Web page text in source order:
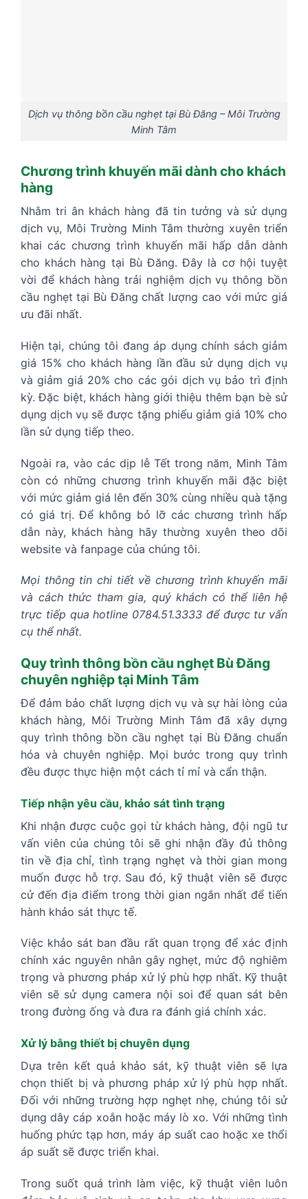
Dịch vụ thông bồn cầu nghẹt tại Bù Đăng – Môi Trường
Minh Tâm
Chương trình khuyến mãi dành cho khách
hàng
Nhằm tri ân khách hàng đã tin tưởng và sử dụng
dịch vụ, Môi Trường Minh Tâm thường xuyên triển
khai các chương trình khuyến mãi hấp dẫn dành
cho khách hàng tại Bù Đăng. Đây là cơ hội tuyệt
vời để khách hàng trải nghiệm dịch vụ thông bồn
cầu nghẹt tại Bù Đăng chất lượng cao với mức giá
ưu đãi nhất.
Hiện tại, chúng tôi đang áp dụng chính sách giảm
giá 15% cho khách hàng lần đầu sử dụng dịch vụ
và giảm giá 20% cho các gói dịch vụ bảo trì định
kỳ. Đặc biệt, khách hàng giới thiệu thêm bạn bè sử
dụng dịch vụ sẽ được tặng phiếu giảm giá 10% cho
lần sử dụng tiếp theo.
Ngoài ra, vào các dịp lễ Tết trong năm, Minh Tâm
còn có những chương trình khuyến mãi đặc biệt
với mức giảm giá lên đến 30% cùng nhiều quà tặng
có giá trị. Để không bỏ lỡ các chương trình hấp
dẫn này, khách hàng hãy thường xuyên theo dõi
website và fanpage của chúng tôi.
Mọi thông tin chi tiết về chương trình khuyến mãi
và cách thức tham gia, quý khách có thể liên hệ
trực tiếp qua hotline 0784.51.3333 để được tư vấn
cụ thể nhất.
Quy trình thông bồn cầu nghẹt Bù Đăng
chuyên nghiệp tại Minh Tâm
Để đảm bảo chất lượng dịch vụ và sự hài lòng của
khách hàng, Môi Trường Minh Tâm đã xây dựng
quy trình thông bồn cầu nghẹt tại Bù Đăng chuẩn
hóa và chuyên nghiệp. Mọi bước trong quy trình
đều được thực hiện một cách tỉ mỉ và cẩn thận.
Tiếp nhận yêu cầu, khảo sát tình trạng
Khi nhận được cuộc gọi từ khách hàng, đội ngũ tư
vấn viên của chúng tôi sẽ ghi nhận đầy đủ thông
tin về địa chỉ, tình trạng nghẹt và thời gian mong
muốn được hỗ trợ. Sau đó, kỹ thuật viên sẽ được
cử đến địa điểm trong thời gian ngắn nhất để tiến
hành khảo sát thực tế.
Việc khảo sát ban đầu rất quan trọng để xác định
chính xác nguyên nhân gây nghẹt, mức độ nghiêm
trọng và phương pháp xử lý phù hợp nhất. Kỹ thuật
viên sẽ sử dụng camera nội soi để quan sát bên
trong đường ống và đưa ra đánh giá chính xác.
Xử lý bằng thiết bị chuyên dụng
Dựa trên kết quả khảo sát, kỹ thuật viên sẽ lựa
chọn thiết bị và phương pháp xử lý phù hợp nhất.
Đối với những trường hợp nghẹt nhẹ, chúng tôi sử
dụng dây cáp xoắn hoặc máy lò xo. Với những tình
huống phức tạp hơn, máy áp suất cao hoặc xe thổi
áp suất sẽ được triển khai.
Trong suốt quá trình làm việc, kỹ thuật viên luôn